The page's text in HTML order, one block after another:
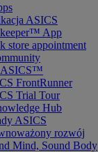
ASICS
App
store appointment
FrontRunner
Trial Tour
Hub
ASICS
rozwój
Mind, Sound Body